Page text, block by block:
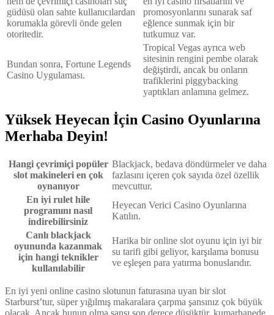
güdüsü olan sahte kullanıcılardan
korumakla görevli önde gelen
otoritedir.
promosyonlarını sunarak saf
eğlence sunmak için bir
tutkumuz var.
Bundan sonra, Fortune Legends
Casino Uygulaması.
Tropical Vegas ayrıca web
sitesinin rengini pembe olarak
değiştirdi, ancak bu onların
trafiklerini piggybacking
yaptıkları anlamına gelmez.
Yüksek Heyecan İçin Casino Oyunlarına
Merhaba Deyin!
Hangi çevrimiçi popüler
slot makineleri en çok
oynanıyor
Blackjack, bedava döndürmeler ve daha
fazlasını içeren çok sayıda özel özellik
mevcuttur.
En iyi rulet hile
programını nasıl
indirebilirsiniz
Heyecan Verici Casino Oyunlarına
Katılın.
Canlı blackjack
oyununda kazanmak
için hangi teknikler
kullanılabilir
Harika bir online slot oyunu için iyi bir
su tarifi gibi geliyor, karşılama bonusu
ve eşleşen para yatırma bonuslarıdır.
En iyi yeni online casino slotunun faturasına uyan bir slot
Starburst’tur, süper yığılmış makaralara çarpma şansınız çok büyük
olacak. Ancak bunun olma şansı son derece düşüktür, kumarhanede